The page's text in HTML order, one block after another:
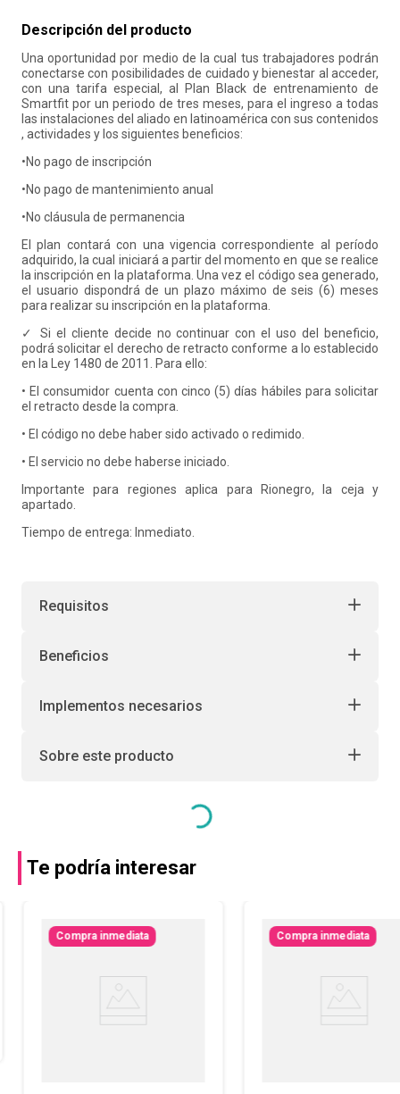
Descripción del producto
Una oportunidad por medio de la cual tus trabajadores podrán
conectarse con posibilidades de cuidado y bienestar al acceder,
con una tarifa especial, al Plan Black de entrenamiento de
Smartfit por un periodo de tres meses, para el ingreso a todas
las instalaciones del aliado en latinoamérica con sus contenidos
, actividades y los siguientes beneficios:
•No pago de inscripción
•No pago de mantenimiento anual
•No cláusula de permanencia
El plan contará con una vigencia correspondiente al período
adquirido, la cual iniciará a partir del momento en que se realice
la inscripción en la plataforma. Una vez el código sea generado,
el usuario dispondrá de un plazo máximo de seis (6) meses
para realizar su inscripción en la plataforma.
✓ Si el cliente decide no continuar con el uso del beneficio,
podrá solicitar el derecho de retracto conforme a lo establecido
en la Ley 1480 de 2011. Para ello:
• El consumidor cuenta con cinco (5) días hábiles para solicitar
el retracto desde la compra.
• El código no debe haber sido activado o redimido.
• El servicio no debe haberse iniciado.
Importante para regiones aplica para Rionegro, la ceja y
apartado.
Tiempo de entrega: Inmediato.
Requisitos
Beneficios
Implementos necesarios
Sobre este producto
Te podría interesar
Compra inmediata Compra inmediata